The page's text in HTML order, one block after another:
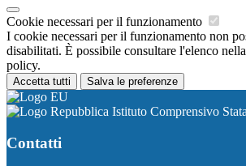
Cookie necessari per il funzionamento
I cookie necessari per il funzionamento non
disabilitati. È possibile consultare l'elenco
policy.
Accetta tutti Salva le preferenze
Istituto Comprensivo
Contatti